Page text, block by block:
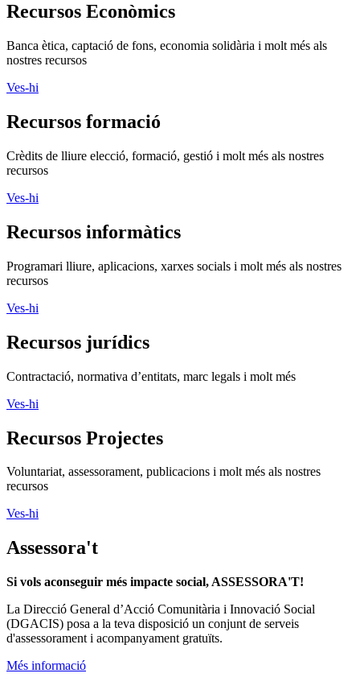
Recursos Econòmics
Banca ètica, captació de fons, economia solidària i molt més als
nostres recursos
Ves-hi
Recursos formació
Crèdits de lliure elecció, formació, gestió i molt més als nostres
recursos
Ves-hi
Recursos informàtics
Programari lliure, aplicacions, xarxes socials i molt més als nostres
recursos
Ves-hi
Recursos jurídics
Contractació, normativa d’entitats, marc legals i molt més
Ves-hi
Recursos Projectes
Voluntariat, assessorament, publicacions i molt més als nostres
recursos
Ves-hi
Assessora't
Si vols aconseguir més impacte social, ASSESSORA'T!
La Direcció General d’Acció Comunitària i Innovació Social
(DGACIS) posa a la teva disposició un conjunt de serveis
d'assessorament i acompanyament gratuïts.
Més informació